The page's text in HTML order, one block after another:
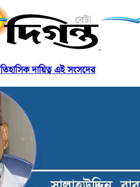
দায়িত্ব এই সংসদের